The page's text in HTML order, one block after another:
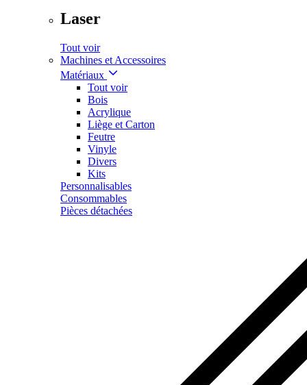
Laser
Tout voir
Machines et Accessoires
Matériaux
Tout voir
Bois
Acrylique
Liège et Carton
Feutre
Vinyle
Divers
Kits
Personnalisables
Consommables
Pièces détachées